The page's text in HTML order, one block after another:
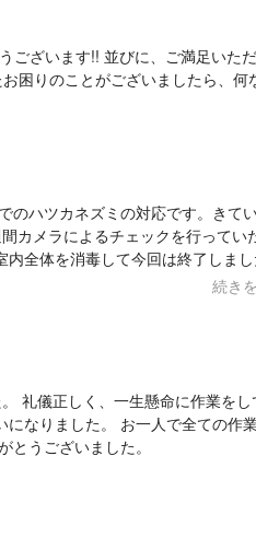
ございます!! 並びに、ご満足いた
困りのことがございましたら、何
のハツカネズミの対応です。きて
カメラによるチェックを行ってい
全体を消毒して今回は終了しま
続き
礼儀正しく、一生懸命に作業をし
なりました。 お一人で全ての作
うございました。